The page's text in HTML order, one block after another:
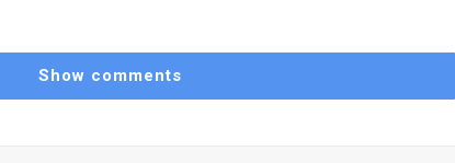
Show comments